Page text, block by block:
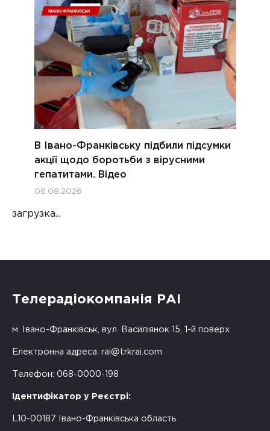
В Івано-Франківську підбили підсумки
акції щодо боротьби з вірусними
гепатитами. Відео
06.08.2026
загрузка...
Телерадіокомпанія РАІ
м. Івано-Франківськ, вул. Василіянок 15, 1-й поверх
Електронна адреса: rai@trkrai.com
Телефон: 068-0000-198
Ідентифікатор у Реєстрі:
L10-00187 Івано-Франківська область